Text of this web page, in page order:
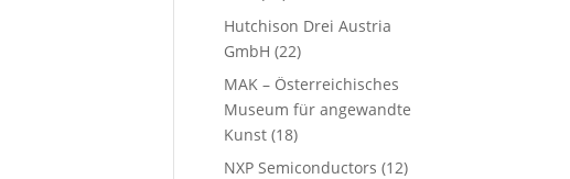
Hutchison Drei Austria
GmbH (22)
MAK – Österreichisches
Museum für angewandte
Kunst (18)
NXP Semiconductors (12)